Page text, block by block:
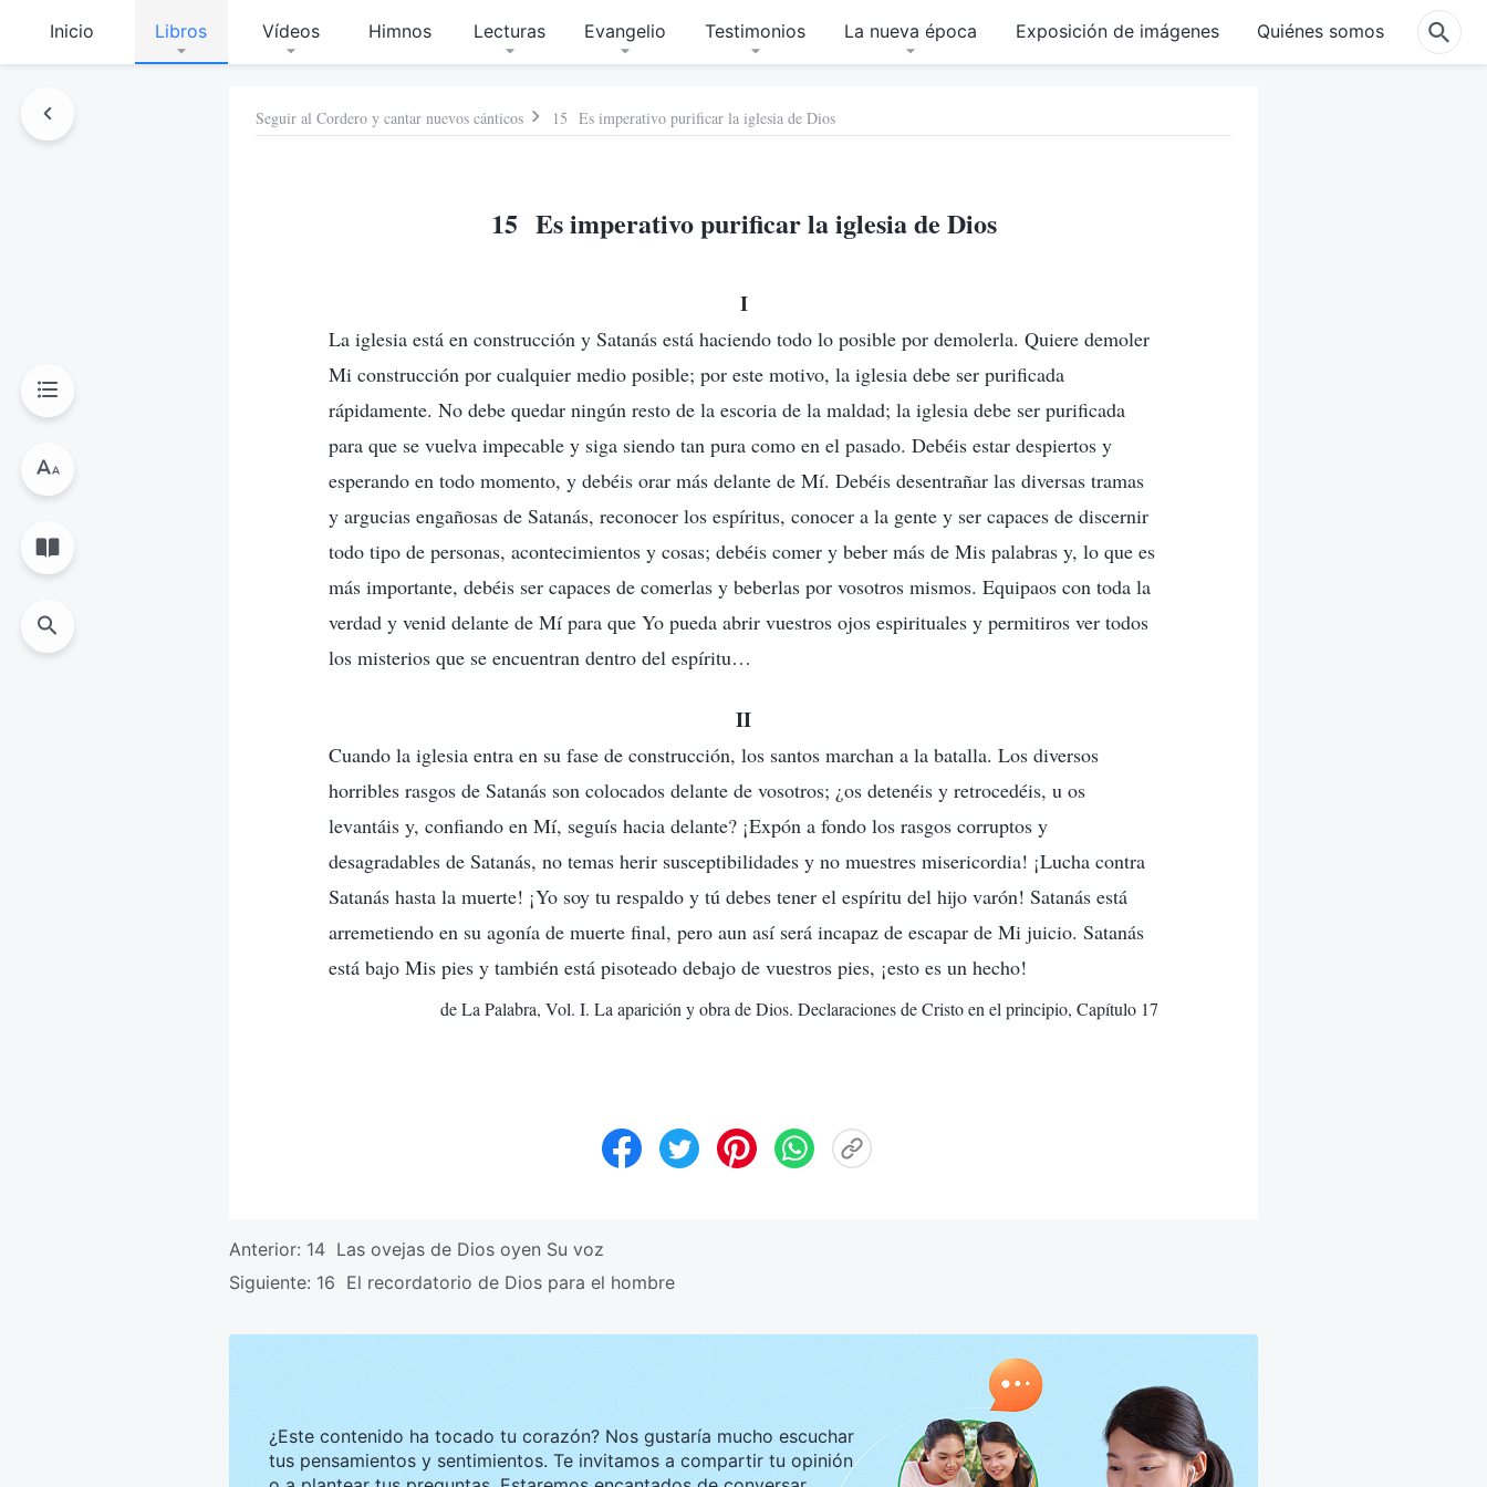
Inicio Libros Vídeos Himnos Lecturas Evangelio Testimonios La nueva época Exposición de imágenes Quiénes somos
Seguir al Cordero y cantar nuevos cánticos 15 Es imperativo purificar la iglesia de Dios
15 Es imperativo purificar la iglesia de Dios
I
La iglesia está en construcción y Satanás está haciendo todo lo posible por demolerla. Quiere demoler
Mi construcción por cualquier medio posible; por este motivo, la iglesia debe ser purificada
rápidamente. No debe quedar ningún resto de la escoria de la maldad; la iglesia debe ser purificada
para que se vuelva impecable y siga siendo tan pura como en el pasado. Debéis estar despiertos y
esperando en todo momento, y debéis orar más delante de Mí. Debéis desentrañar las diversas tramas
y argucias engañosas de Satanás, reconocer los espíritus, conocer a la gente y ser capaces de discernir
todo tipo de personas, acontecimientos y cosas; debéis comer y beber más de Mis palabras y, lo que es
más importante, debéis ser capaces de comerlas y beberlas por vosotros mismos. Equipaos con toda la
verdad y venid delante de Mí para que Yo pueda abrir vuestros ojos espirituales y permitiros ver todos
los misterios que se encuentran dentro del espíritu…
II
Cuando la iglesia entra en su fase de construcción, los santos marchan a la batalla. Los diversos
horribles rasgos de Satanás son colocados delante de vosotros; ¿os detenéis y retrocedéis, u os
levantáis y, confiando en Mí, seguís hacia delante? ¡Expón a fondo los rasgos corruptos y
desagradables de Satanás, no temas herir susceptibilidades y no muestres misericordia! ¡Lucha contra
Satanás hasta la muerte! ¡Yo soy tu respaldo y tú debes tener el espíritu del hijo varón! Satanás está
arremetiendo en su agonía de muerte final, pero aun así será incapaz de escapar de Mi juicio. Satanás
está bajo Mis pies y también está pisoteado debajo de vuestros pies, ¡esto es un hecho!
de La Palabra, Vol. I. La aparición y obra de Dios. Declaraciones de Cristo en el principio, Capítulo 17
Anterior: 14 Las ovejas de Dios oyen Su voz
Siguiente: 16 El recordatorio de Dios para el hombre
¿Este contenido ha tocado tu corazón? Nos gustaría mucho escuchar
tus pensamientos y sentimientos. Te invitamos a compartir tu opinión